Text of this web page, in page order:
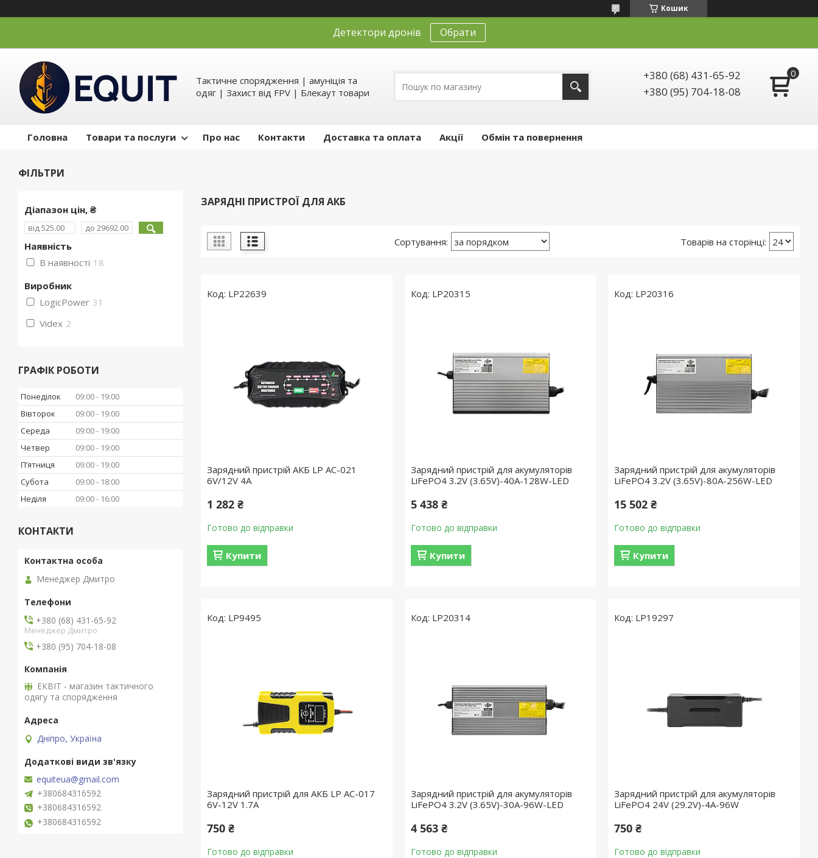
Кошик
Детектори дронів Обрати
Тактичне спорядження | амуніція та
одяг | Захист від FPV | Блекаут товари
+380 (68) 431-65-92
+380 (95) 704-18-08
Головна Товари та послуги Про нас Контакти Доставка та оплата Акції Обмін та повернення
ЗАРЯДНІ ПРИСТРОЇ ДЛЯ АКБ
LP22639
Зарядний пристрій АКБ LP AC-021
6V/12V 4A
1 282 ₴
Готово до відправки
Купити
LP20315
Зарядний пристрій для акумуляторів
LiFePO4 3.2V (3.65V)-40A-128W-LED
5 438 ₴
Готово до відправки
Купити
LP20316
Зарядний пристрій для акумуляторів
LiFePO4 3.2V (3.65V)-80A-256W-LED
15 502 ₴
Готово до відправки
Купити
LP9495
Зарядний пристрій для АКБ LP AC-017
6V-12V 1.7A
750 ₴
Готово до відправки
LP20314
Зарядний пристрій для акумуляторів
LiFePO4 3.2V (3.65V)-30A-96W-LED
4 563 ₴
Готово до відправки
LP19297
Зарядний пристрій для акумуляторів
LiFePO4 24V (29.2V)-4A-96W
750 ₴
Готово до відправки
ФІЛЬТРИ
Діапазон цін, ₴
Наявність
В наявності 18
Виробник
LogicPower 31
Videx 2
ГРАФІК РОБОТИ
Понеділок 09:00
19:00
Вівторок
09:00
19:00
Середа
09:00
19:00
Четвер
09:00
19:00
Пʼятниця
09:00
19:00
Субота
09:00
18:00
Неділя
09:00 16:00
КОНТАКТИ
Менеджер Дмитро
+380 (68) 431-65-92
Менеджер Дмитро
+380 (95) 704-18-08
ЕКВІТ - магазин тактичного
одягу та спорядження
Дніпро, Україна
equiteua@gmail.com
+380684316592
+380684316592
+380684316592